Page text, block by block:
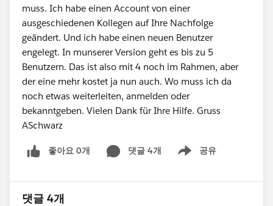
muss. Ich habe einen Account von einer
ausgeschiedenen Kollegen auf Ihre Nachfolge
geändert. Und ich habe einen neuen Benutzer
engelegt. In munserer Version geht es bis zu 5
Benutzern. Das ist also mit 4 noch im Rahmen, aber
der eine mehr kostet ja nun auch. Wo muss ich da
noch etwas weiterleiten, anmelden oder
bekanntgeben. Vielen Dank für Ihre Hilfe. Gruss
ASchwarz
좋아요 0개 댓글 4개 공유
Show menu
댓글 4개